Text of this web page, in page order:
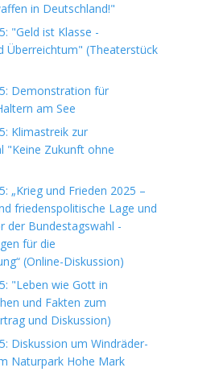
in Deutschland!"
"Geld ist Klasse -
Überreichtum" (Theaterstück
Demonstration für
am See
Klimastreik zur
"Keine Zukunft ohne
„Krieg und Frieden 2025 –
friedenspolitische Lage und
der Bundestagswahl -
für die
(Online-Diskussion)
"Leben wie Gott in
und Fakten zum
und Diskussion)
Diskussion um Windräder-
Naturpark Hohe Mark